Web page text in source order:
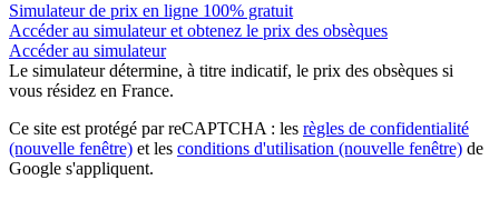
Simulateur de prix en ligne 100% gratuit
Accéder au simulateur et obtenez le prix des obsèques
Accéder au simulateur
Le simulateurdétermine, à titre indicatif, le prix des obsèques si
vous résidez en France.
Ce site est protégé par reCAPTCHA : les règles de confidentialité
(nouvelle fenêtre) et les conditions d'utilisation (nouvelle fenêtre) de
Google s'appliquent.